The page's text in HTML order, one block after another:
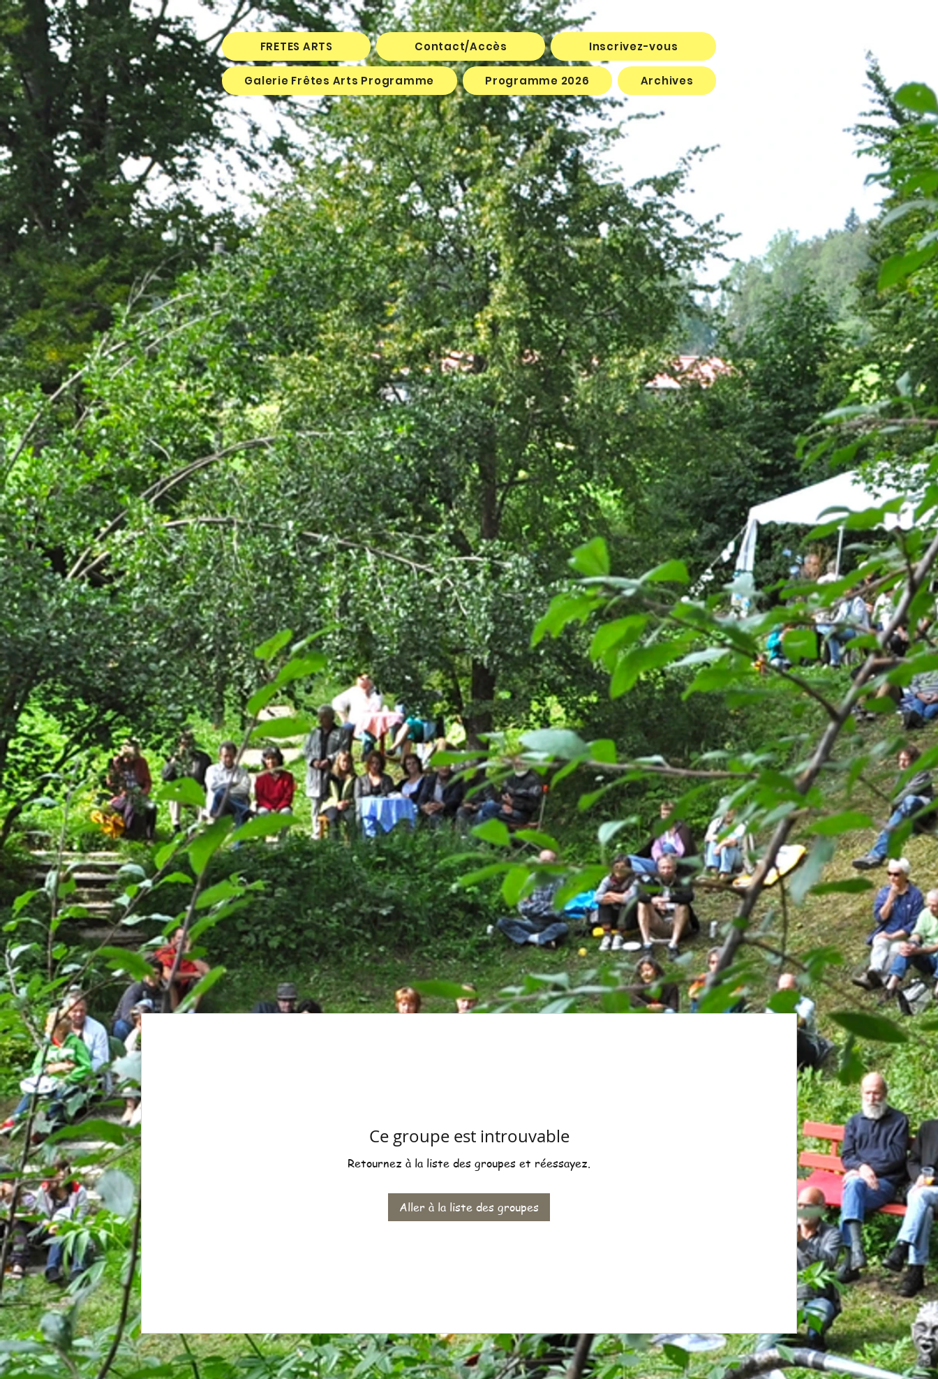
FRETES ARTS Contact/Accès Inscrivez-vous
Galerie Frêtes Arts Programme Programme 2026 Archives
Ce groupe est introuvable
Retournez à la liste des groupes et réessayez.
Aller à la liste des groupes